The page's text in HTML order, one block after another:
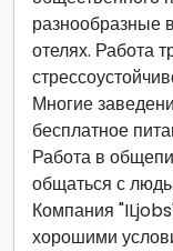
разнообразные
отелях. Работа
Многие
бесплатное
Работа в
общаться с
Компания
хорошими